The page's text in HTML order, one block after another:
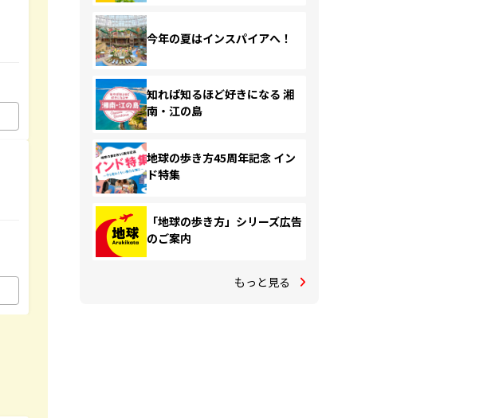
今年の夏はインスパイアへ！
知れば知るほど好きになる 湘
南・江の島
地球の歩き方45周年記念 イン
ド特集
「地球の歩き方」シリーズ広告
のご案内
もっと見る